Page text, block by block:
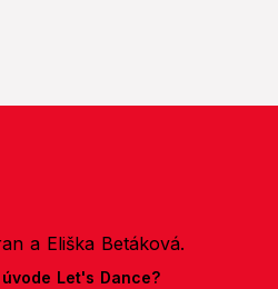
Let's Dance?